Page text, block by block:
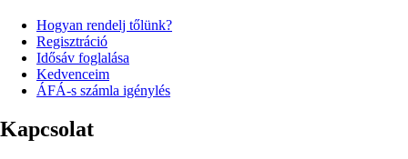
Hogyan rendelj tőlünk?
Regisztráció
Idősáv foglalása
Kedvenceim
ÁFÁ-s számla igénylés
Kapcsolat